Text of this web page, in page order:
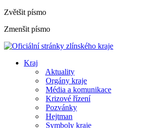
Zvětšit písmo
Zmenšit písmo
Kraj
Aktuality
Orgány kraje
Média a komunikace
Krizové řízení
Pozvánky
Hejtman
Symboly kraje